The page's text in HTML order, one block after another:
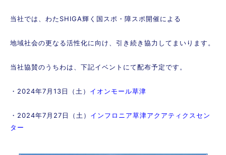
当社では、わたSHIGA輝く国スポ・障スポ開催による
地域社会の更なる活性化に向け、引き続き協力してまいります。
当社協賛のうちわは、下記イベントにて配布予定です。
・2024年7月13日（土） イオンモール草津
・2024年7月27日（土） インフロニア草津アクアティクスセン
ター